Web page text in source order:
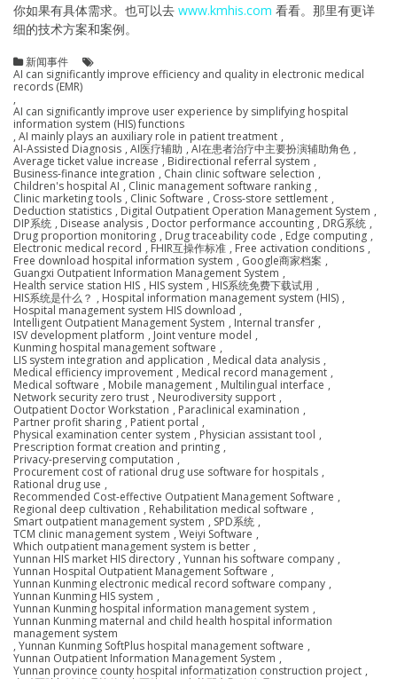
你如果有具体需求。也可以去 www.kmhis.com 看看。那里有更详
细的技术方案和案例。
新闻事件
AI can significantly improve efficiency and quality in electronic medical
records (EMR)
,
AI can significantly improve user experience by simplifying hospital
information system (HIS) functions
, AI mainly plays an auxiliary role in patient treatment ,
AI-Assisted Diagnosis , AI医疗辅助 , AI在患者治疗中主要扮演辅助角色 ,
Average ticket value increase , Bidirectional referral system ,
Business-finance integration , Chain clinic software selection ,
Children's hospital AI , Clinic management software ranking ,
Clinic marketing tools , Clinic Software , Cross-store settlement ,
Deduction statistics , Digital Outpatient Operation Management System ,
DIP系统 , Disease analysis , Doctor performance accounting , DRG系统 ,
Drug proportion monitoring , Drug traceability code , Edge computing ,
Electronic medical record , FHIR互操作标准 , Free activation conditions ,
Free download hospital information system , Google商家档案 ,
Guangxi Outpatient Information Management System ,
Health service station HIS , HIS system , HIS系统免费下载试用 ,
HIS系统是什么？ , Hospital information management system (HIS) ,
Hospital management system HIS download ,
Intelligent Outpatient Management System , Internal transfer ,
ISV development platform , Joint venture model ,
Kunming hospital management software ,
LIS system integration and application , Medical data analysis ,
Medical efficiency improvement , Medical record management ,
Medical software , Mobile management , Multilingual interface ,
Network security zero trust , Neurodiversity support ,
Outpatient Doctor Workstation , Paraclinical examination ,
Partner profit sharing , Patient portal ,
Physical examination center system , Physician assistant tool ,
Prescription format creation and printing ,
Privacy-preserving computation ,
Procurement cost of rational drug use software for hospitals ,
Rational drug use ,
Recommended Cost-effective Outpatient Management Software ,
Regional deep cultivation , Rehabilitation medical software ,
Smart outpatient management system , SPD系统 ,
TCM clinic management system , Weiyi Software ,
Which outpatient management system is better ,
Yunnan HIS market HIS directory , Yunnan his software company ,
Yunnan Hospital Outpatient Management Software ,
Yunnan Kunming electronic medical record software company ,
Yunnan Kunming HIS system ,
Yunnan Kunming hospital information management system ,
Yunnan Kunming maternal and child health hospital information
management system
, Yunnan Kunming SoftPlus hospital management software ,
Yunnan Outpatient Information Management System ,
Yunnan province county hospital informatization construction project ,